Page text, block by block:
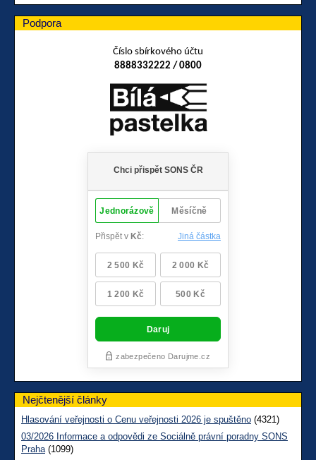
Podpora
Číslo sbírkového účtu
8888332222 / 0800
Nejčtenější články
Hlasování veřejnosti o Cenu veřejnosti 2026 je spuštěno (4321)
03/2026 Informace a odpovědi ze Sociálně právní poradny SONS
Praha(1099)